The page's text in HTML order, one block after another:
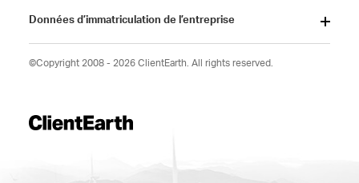
Données d’immatriculation de l’entreprise
©Copyright 2008 - 2026 ClientEarth. All rights reserved.